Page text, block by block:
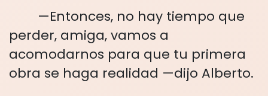
—Entonces, no hay tiempo que
perder, amiga, vamos a
acomodarnos para que tu primera
obra se haga realidad —dijo Alberto.